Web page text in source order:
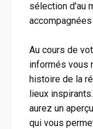
sélection d'au
Au cours de
informés vous
histoire de la
lieux
aurez un
qui vous